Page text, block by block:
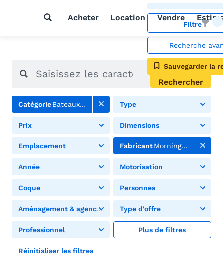
Acheter Location Vendre
Filtre
Recherche
Sauvegarder la
Rechercher
CatégorieBateaux à moteur Type
Prix Dimensions
Emplacement FabricantMorningstar
Année Motorisation
Coque Personnes
Aménagement & agencement Type d'offre
Professionnel Plus de filtres
Réinitialiser les filtres